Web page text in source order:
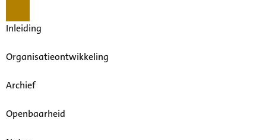
Inleiding
Organisatieontwikkeling
Archief
Openbaarheid